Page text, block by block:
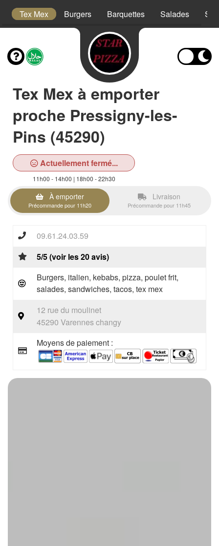
Tex Mex Burgers Barquettes Salades
Tex Mex à emporter
proche Pressigny-les-
Pins (45290)
Actuellement fermé...
11h00 - 14h00 | 18h00 - 22h30
À emporter
Précommande pour 11h20
Livraison
Précommande pour 11h45
09.61.24.03.59
5/5 (voir les 20 avis)
Burgers, italien, kebabs, pizza, poulet frit,
salades, sandwiches, tacos, tex mex
12 rue du moulinet
45290 Varennes changy
Moyens de paiement :